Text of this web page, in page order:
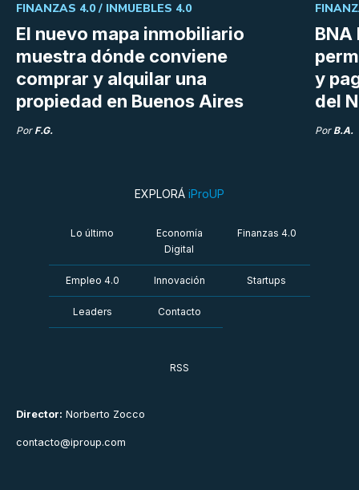
El nuevo mapa inmobiliario
muestra dónde conviene
comprar y alquilar una
propiedad en Buenos Aires
FINANZAS 4.0 / INMUEBLES 4.0
Por F.G.
BNA
y
del
Por B.A.
Director: Norberto Zocco
contacto@iproup.com
EXPLORÁ iProUP
Lo último
Economía
Digital
Finanzas 4.0
Empleo 4.0 Innovación Startups
Leaders Contacto
RSS